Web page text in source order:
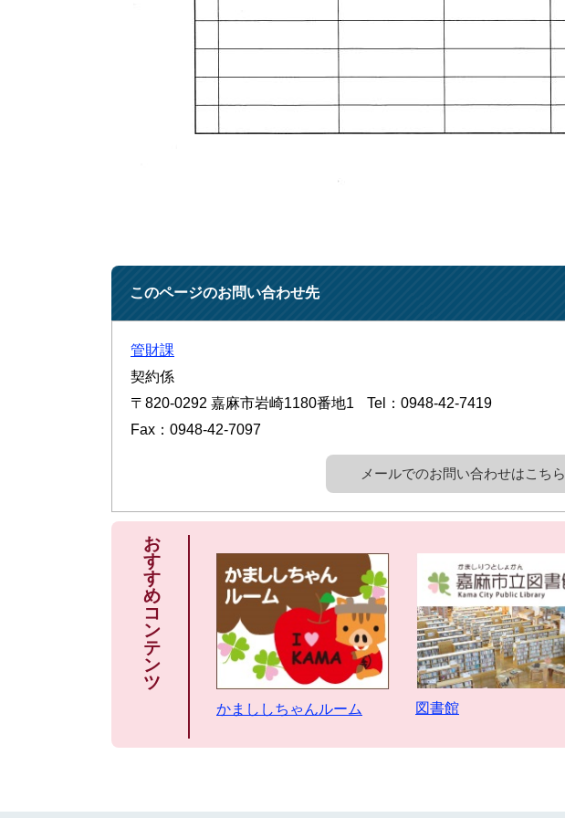
このページのお問い合わせ先
管財課
契約係
〒820-0292 嘉麻市岩崎1180番地1
Tel：0948-42-7419
Fax：0948-42-7097
メールでのお問い合わせはこちら
お
す
す
め
コ
ン
テ
ン
ツ
かまししちゃんルーム 図書館